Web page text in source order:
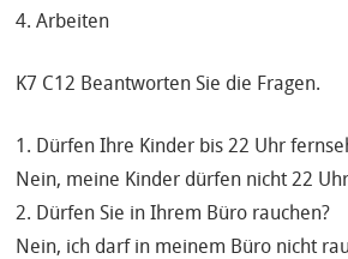
4. Arbeiten
K7 C12 Beantworten Sie die Fragen.
1. Dürfen Ihre Kinder bis 22 Uhr
Nein, meine Kinder dürfen nicht 22
2. Dürfen Sie in Ihrem Büro rauchen?
Nein, ich darf in meinem Büro nicht